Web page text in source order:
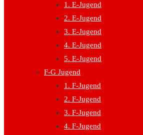
1. E-Jugend
2. E-Jugend
3. E-Jugend
4. E-Jugend
5. E-Jugend
F-G Jugend
1. F-Jugend
2. F-Jugend
3. F-Jugend
4. F-Jugend